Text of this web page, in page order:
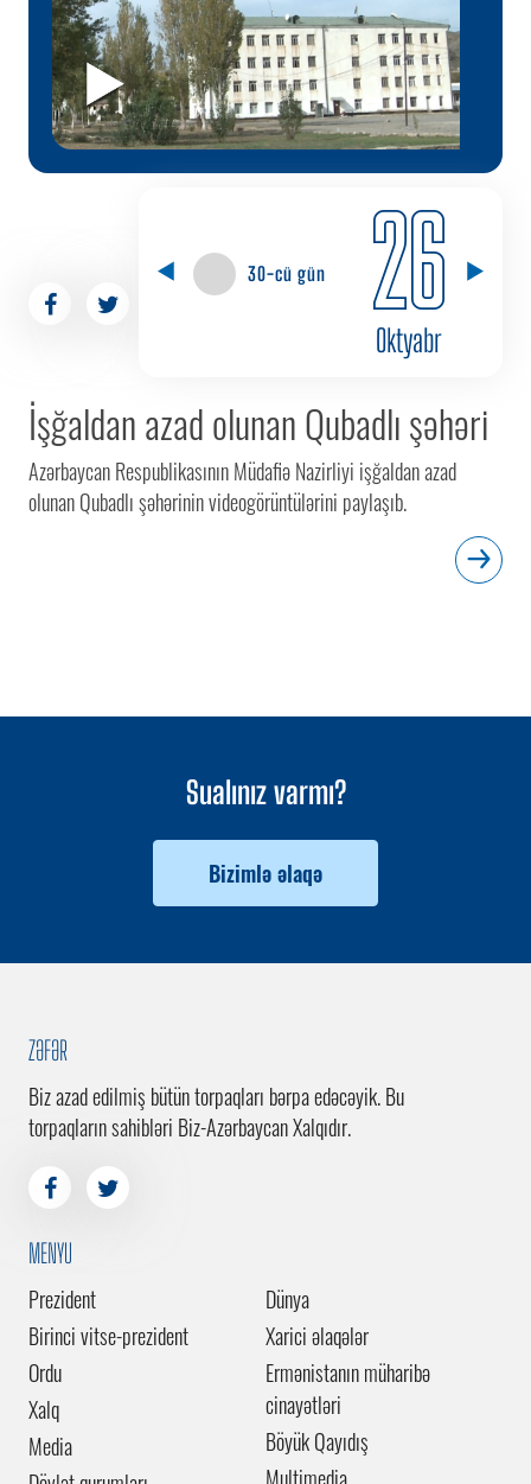
30-cü gün 26
Oktyabr
İşğaldan azad olunan Qubadlı şəhəri
Azərbaycan Respublikasının Müdafiə Nazirliyi işğaldan azad
olunan Qubadlı şəhərinin videogörüntülərini paylaşıb.
Sualınız varmı?
Bizimlə əlaqə
ZƏFƏR
Biz azad edilmiş bütün torpaqları bərpa edəcəyik. Bu
torpaqların sahibləri Biz-Azərbaycan Xalqıdır.
MENYU
Prezident
Birinci vitse-prezident
Ordu
Xalq
Media
Dünya
Xarici əlaqələr
Ermənistanın müharibə
cinayətləri
Böyük Qayıdış
Multimedia